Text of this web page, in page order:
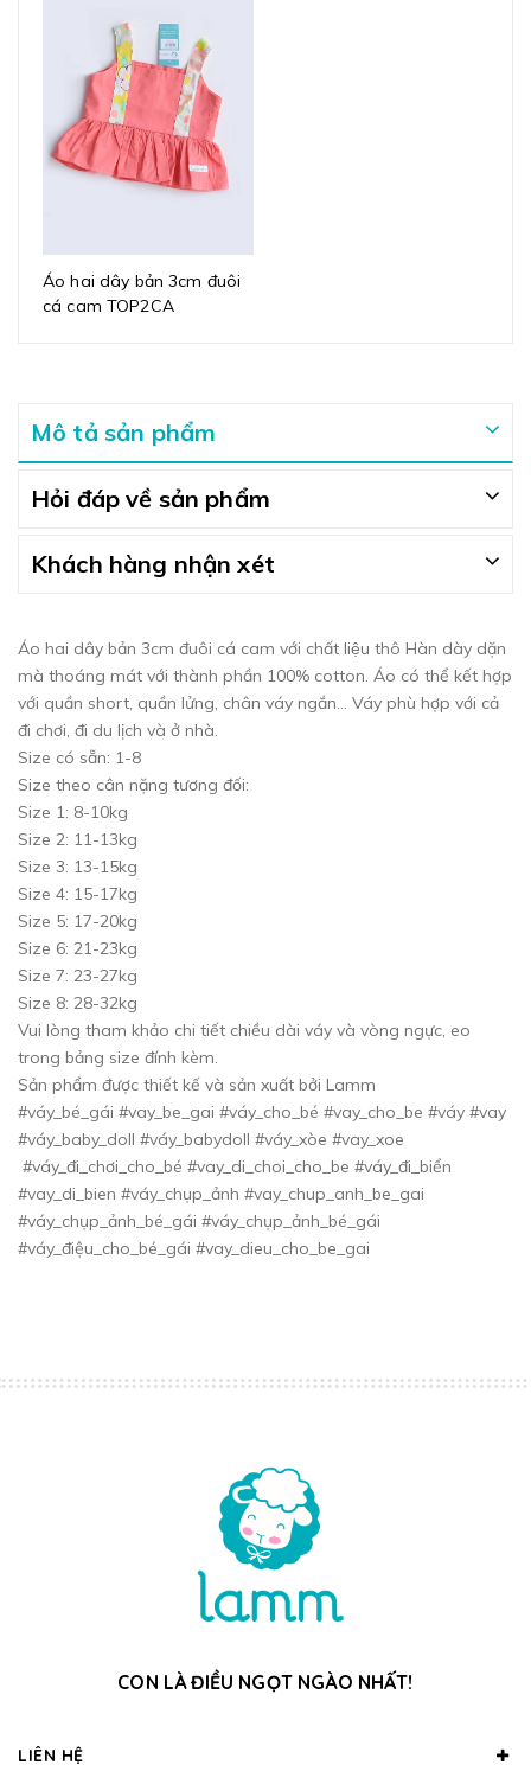
Áo hai dây bản 3cm đuôi
cá cam TOP2CA
Mô tả sản phẩm
Hỏi đáp về sản phẩm
Khách hàng nhận xét
Áo hai dây bản 3cm đuôi cá cam với chất liệu thô Hàn dày dặn
mà thoáng mát với thành phần 100% cotton. Áo có thể kết hợp
với quần short, quần lửng, chân váy ngắn... Váy phù hợp với cả
đi chơi, đi du lịch và ở nhà.
Size có sẵn: 1-8
Size theo cân nặng tương đối:
Size 1: 8-10kg
Size 2: 11-13kg
Size 3: 13-15kg
Size 4: 15-17kg
Size 5: 17-20kg
Size 6: 21-23kg
Size 7: 23-27kg
Size 8: 28-32kg
Vui lòng tham khảo chi tiết chiều dài váy và vòng ngực, eo
trong bảng size đính kèm.
Sản phẩm được thiết kế và sản xuất bởi Lamm
#váy_bé_gái #vay_be_gai #váy_cho_bé #vay_cho_be #váy #vay
#váy_baby_doll #váy_babydoll #váy_xòe #vay_xoe
#váy_đi_chơi_cho_bé #vay_di_choi_cho_be #váy_đi_biển
#vay_di_bien #váy_chụp_ảnh #vay_chup_anh_be_gai
#váy_chụp_ảnh_bé_gái #váy_chụp_ảnh_bé_gái
#váy_điệu_cho_bé_gái #vay_dieu_cho_be_gai
CON LÀ ĐIỀU NGỌT NGÀO NHẤT!
LIÊN HỆ